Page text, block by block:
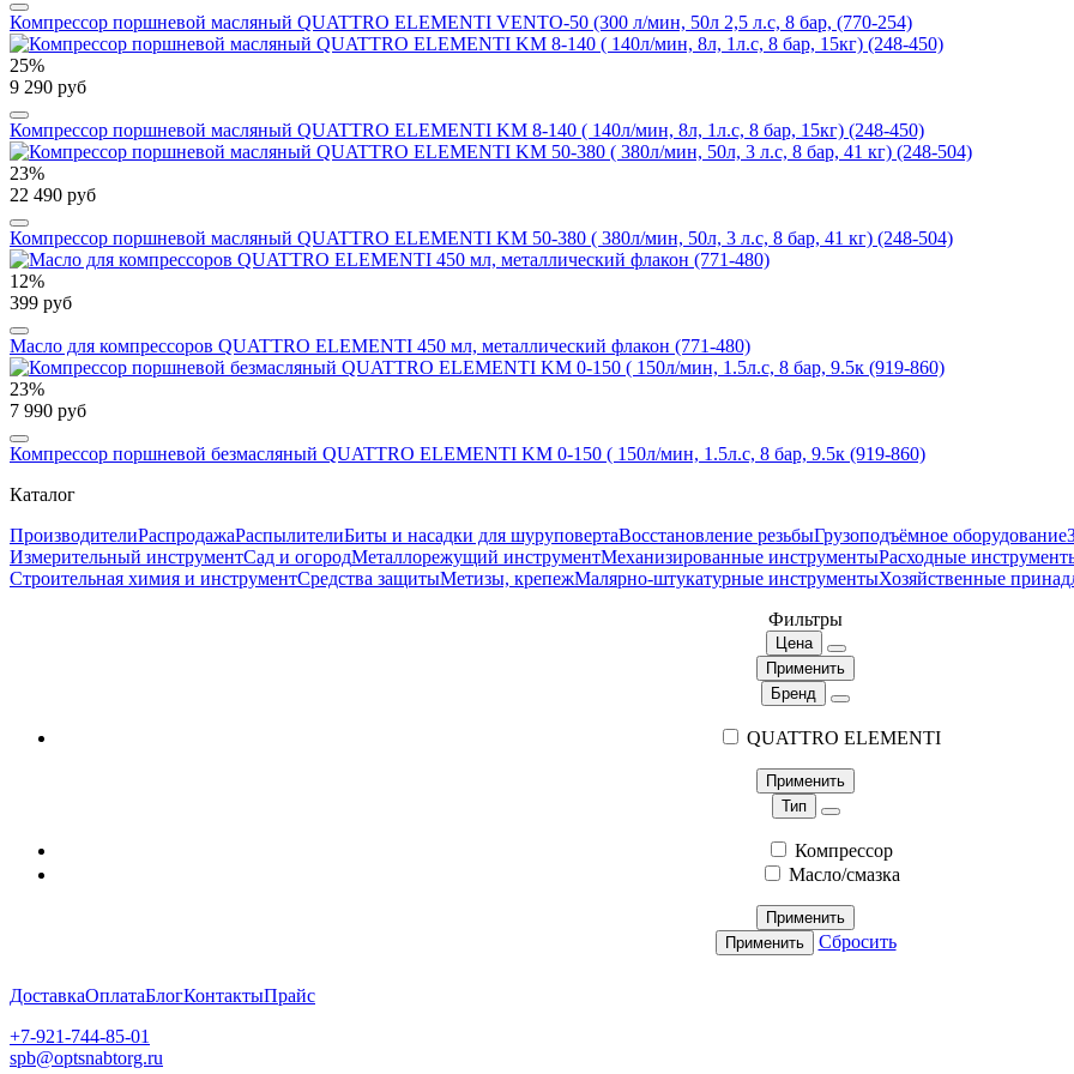
Компрессор поршневой масляный QUATTRO ELEMENTI VENTO-50 (300 л/мин, 50л 2,5 л.с, 8 бар, (770-254)
25%
9 290 руб
Компрессор поршневой масляный QUATTRO ELEMENTI KM 8-140 ( 140л/мин, 8л, 1л.с, 8 бар, 15кг) (248-450)
23%
22 490 руб
Компрессор поршневой масляный QUATTRO ELEMENTI KM 50-380 ( 380л/мин, 50л, 3 л.с, 8 бар, 41 кг) (248-504)
12%
399 руб
Масло для компрессоров QUATTRO ELEMENTI 450 мл, металлический флакон (771-480)
23%
7 990 руб
Компрессор поршневой безмасляный QUATTRO ELEMENTI KM 0-150 ( 150л/мин, 1.5л.с, 8 бар, 9.5к (919-860)
Каталог
ПроизводителиРаспродажаРаспылителиБиты и насадки для шуруповертаВосстановление резьбыГрузоподъёмное оборудование
Измерительный инструментСад и огородМеталлорежущий инструментМеханизированные инструментыРасходные
Строительная химия и инструментСредства защитыМетизы, крепежМалярно-штукатурные инструментыХозяйственные
Фильтры
Цена
Применить
Бренд
QUATTRO ELEMENTI
Применить
Тип
Компрессор
Масло/смазка
Применить
Применить
Сбросить
ДоставкаОплатаБлогКонтактыПрайс
+7-921-744-85-01
spb@optsnabtorg.ru